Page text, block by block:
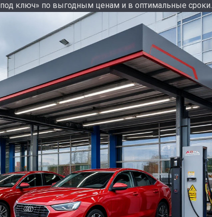
ключ» по выгодным ценам и в оптимальные сроки.